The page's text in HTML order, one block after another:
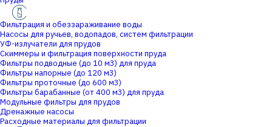
Фильтрация и обеззараживание воды
Насосы для ручьев, водопадов, систем фильтрации
УФ-излучатели для прудов
Скиммеры и фильтрация поверхности пруда
Фильтры подводные (до 10 м3) для пруда
Фильтры напорные (до 120 м3)
Фильтры проточные (до 600 м3)
Фильтры барабанные (от 400 м3) для пруда
Модульные фильтры для прудов
Дренажные насосы
Расходные материалы для фильтрации